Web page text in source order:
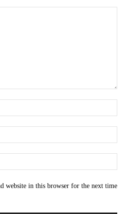
website in this browser for the next time